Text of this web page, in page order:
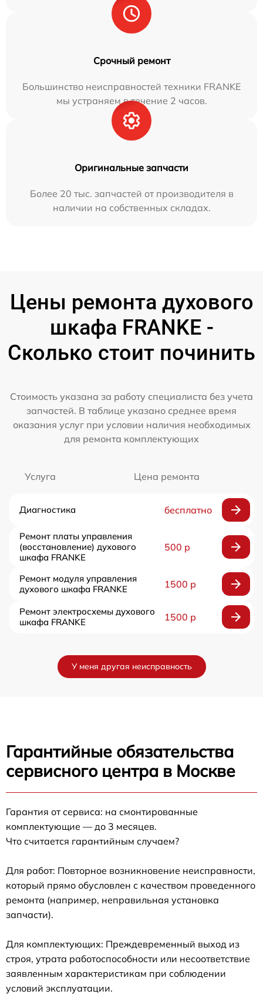
Срочный ремонт
Большинство неисправностей техники FRANKE
мы устраняем в течение 2 часов.
Оригинальные запчасти
Более 20 тыс. запчастей от производителя в
наличии на собственных складах.
Цены ремонта духового
шкафа FRANKE -
Сколько стоит починить
Стоимость указана за работу специалиста без учета
запчастей. В таблице указано среднее время
оказания услуг при условии наличия необходимых
для ремонта комплектующих
Услуга Цена ремонта
Диагностика бесплатно
Ремонт платы управления
(восстановление) духового
шкафа FRANKE
500 р
Ремонт модуля управления
духового шкафа FRANKE
1500 р
Ремонт электросхемы духового
шкафа FRANKE
1500 р
У меня другая неисправность
Гарантийные обязательства
сервисного центра в Москве
Гарантия от сервиса: на смонтированные
комплектующие — до 3 месяцев.
Что считается гарантийным случаем?
Для работ: Повторное возникновение неисправности,
который прямо обусловлен с качеством проведенного
ремонта (например, неправильная установка
запчасти).
Для комплектующих: Преждевременный выход из
строя, утрата работоспособности или несоответствие
заявленным характеристикам при соблюдении
условий эксплуатации.